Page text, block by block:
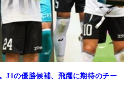
J1の優勝候補、飛躍に期待のチー